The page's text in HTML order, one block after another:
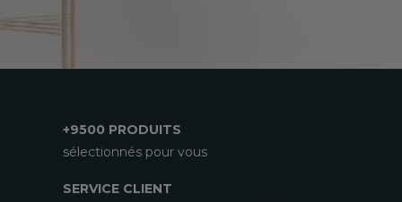
+9500 PRODUITS
sélectionnés pour vous
SERVICE CLIENT